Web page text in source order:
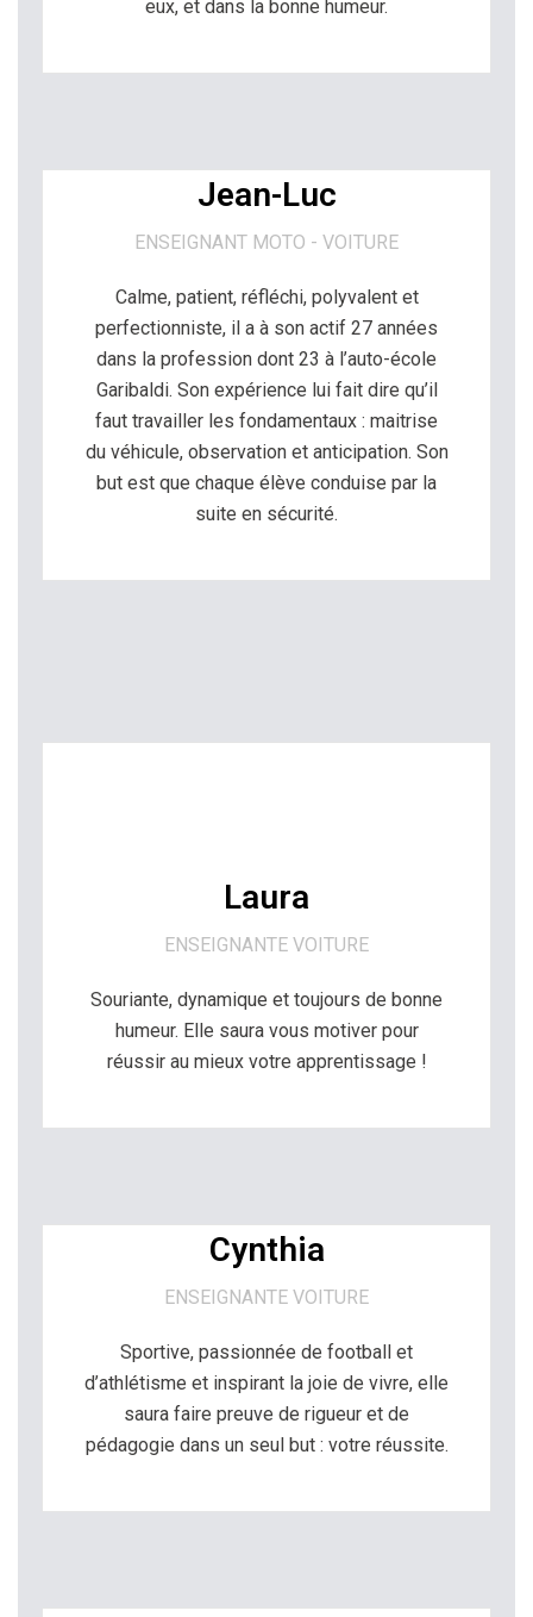
eux, et dans la bonne humeur.
Jean-Luc
ENSEIGNANT MOTO - VOITURE
Calme, patient, réfléchi, polyvalent et
perfectionniste, il a à son actif 27 années
dans la profession dont 23 à l’auto-école
Garibaldi. Son expérience lui fait dire qu’il
faut travailler les fondamentaux : maitrise
du véhicule, observation et anticipation. Son
but est que chaque élève conduise par la
suite en sécurité.
Laura
ENSEIGNANTE VOITURE
Souriante, dynamique et toujours de bonne
humeur. Elle saura vous motiver pour
réussir au mieux votre apprentissage !
Cynthia
ENSEIGNANTE VOITURE
Sportive, passionnée de football et
d’athlétisme et inspirant la joie de vivre, elle
saura faire preuve de rigueur et de
pédagogie dans un seul but : votre réussite.